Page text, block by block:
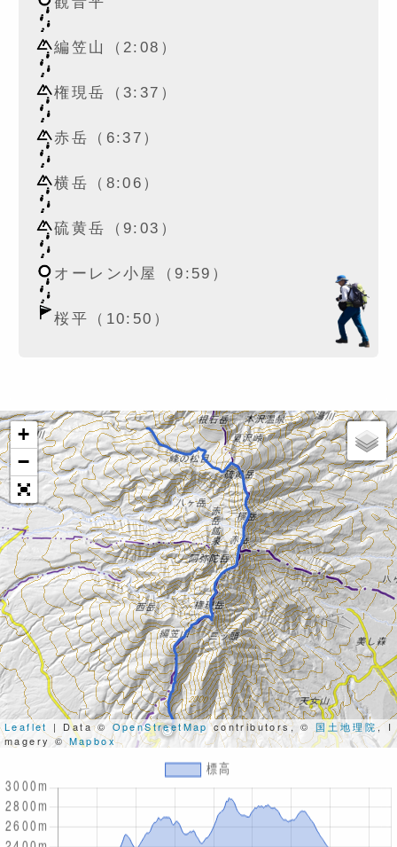
編笠山（2:08）
権現岳（3:37）
赤岳（6:37）
横岳（8:06）
硫黄岳（9:03）
オーレン小屋（9:59）
桜平（10:50）
+
−
Leaflet | Data ©OpenStreetMapcontributors, © 国土地理院, I
magery ©Mapbox